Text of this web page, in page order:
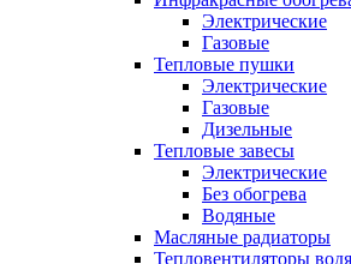
Электрические
Газовые
Тепловые пушки
Электрические
Газовые
Дизельные
Тепловые завесы
Электрические
Без обогрева
Водяные
Масляные радиаторы
Тепловентиляторы